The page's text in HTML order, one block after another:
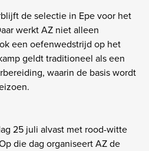
de selectie in Epe voor het
werkt AZ niet alleen
een oefenwedstrijd op het
geldt traditioneel als een
waarin de basis wordt
25 juli alvast met rood-witte
die dag organiseert AZ de